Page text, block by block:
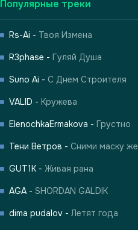
Популярные треки
Rs-Ai - Твоя Измена
R3phase - Гуляй Душа
Suno Ai - С Днем Строителя
VALID - Кружева
ElenochkaErmakova - Грустно
Тени Ветров - Сними маску жертвы
GUT1K - Живая рана
AGA - SHORDAN GALDIK
dima pudalov - Летят года